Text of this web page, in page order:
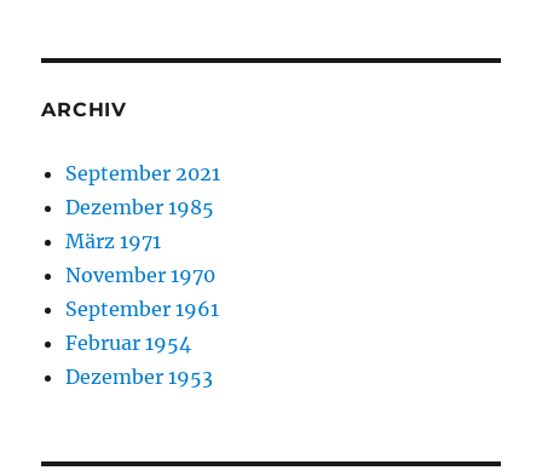
ARCHIV
September 2021
Dezember 1985
März 1971
November 1970
September 1961
Februar 1954
Dezember 1953